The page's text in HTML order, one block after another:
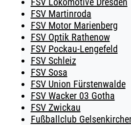
FSV Martinroda
FSV Motor Marienberg
FSV Optik Rathenow
FSV Pockau-Lengefeld
FSV Schleiz
FSV Sosa
FSV Union Fürstenwalde
FSV Wacker 03 Gotha
FSV Zwickau
Fußballclub